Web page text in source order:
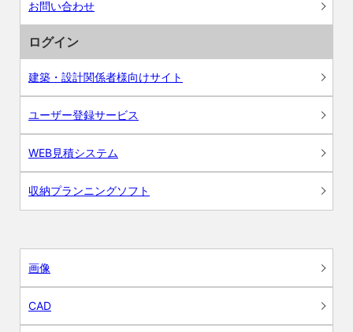
お問い合わせ
ログイン
建築・設計関係者様向けサイト
ユーザー登録サービス
WEB見積システム
収納プランニングソフト
画像
CAD